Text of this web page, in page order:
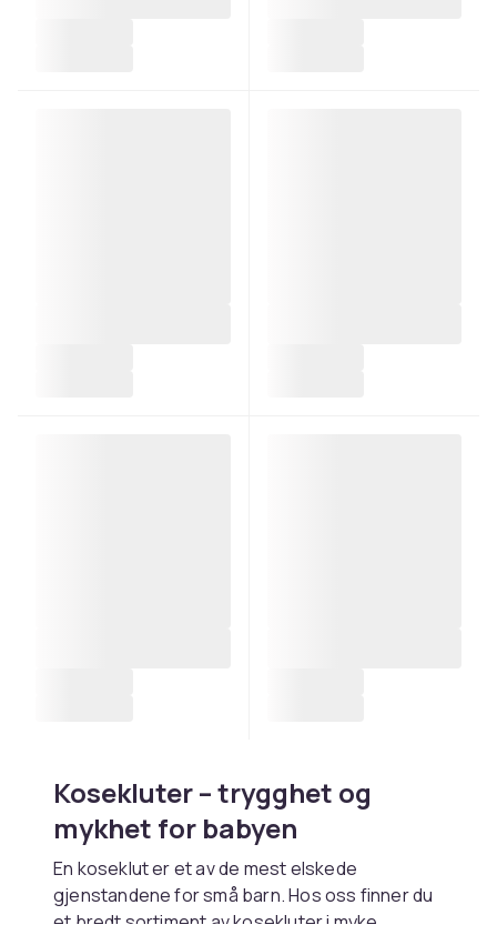
Kosekluter – trygghet og
mykhet for babyen
En koseklut er et av de mest elskede
gjenstandene for små barn. Hos oss finner du
et bredt sortiment av kosekluter i myke,